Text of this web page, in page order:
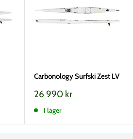
Carbonology Surfski Zest LV
Vårt
26 990 kr
I lager